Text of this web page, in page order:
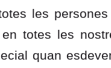
les
en totes les
quan